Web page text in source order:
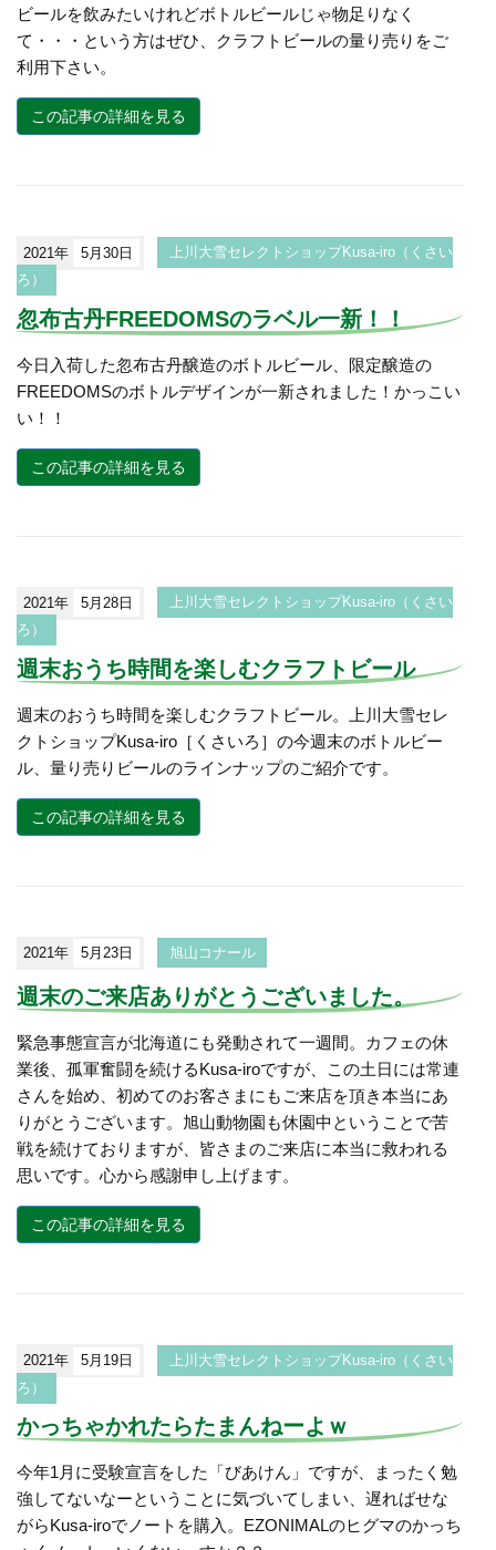
ビールを飲みたいけれどボトルビールじゃ物足りなく
て・・・という方はぜひ、クラフトビールの量り売りをご
利用下さい。
この記事の詳細を見る
2021年 5月30日
上川大雪セレクトショップKusa-iro（くさい
ろ）
忽布古丹FREEDOMSのラベル一新！！
今日入荷した忽布古丹醸造のボトルビール、限定醸造の
FREEDOMSのボトルデザインが一新されました！かっこい
い！！
この記事の詳細を見る
2021年 5月28日
上川大雪セレクトショップKusa-iro（くさい
ろ）
週末おうち時間を楽しむクラフトビール
週末のおうち時間を楽しむクラフトビール。上川大雪セレ
クトショップKusa-iro［くさいろ］の今週末のボトルビー
ル、量り売りビールのラインナップのご紹介です。
この記事の詳細を見る
2021年 5月23日 旭山コナール
週末のご来店ありがとうございました。
緊急事態宣言が北海道にも発動されて一週間。カフェの休
業後、孤軍奮闘を続けるKusa-iroですが、この土日には常連
さんを始め、初めてのお客さまにもご来店を頂き本当にあ
りがとうございます。旭山動物園も休園中ということで苦
戦を続けておりますが、皆さまのご来店に本当に救われる
思いです。心から感謝申し上げます。
この記事の詳細を見る
2021年 5月19日
上川大雪セレクトショップKusa-iro（くさい
ろ）
かっちゃかれたらたまんねーよｗ
今年1月に受験宣言をした「びあけん」ですが、まったく勉
強してないなーということに気づいてしまい、遅ればせな
がらKusa-iroでノートを購入。EZONIMALのヒグマのかっち